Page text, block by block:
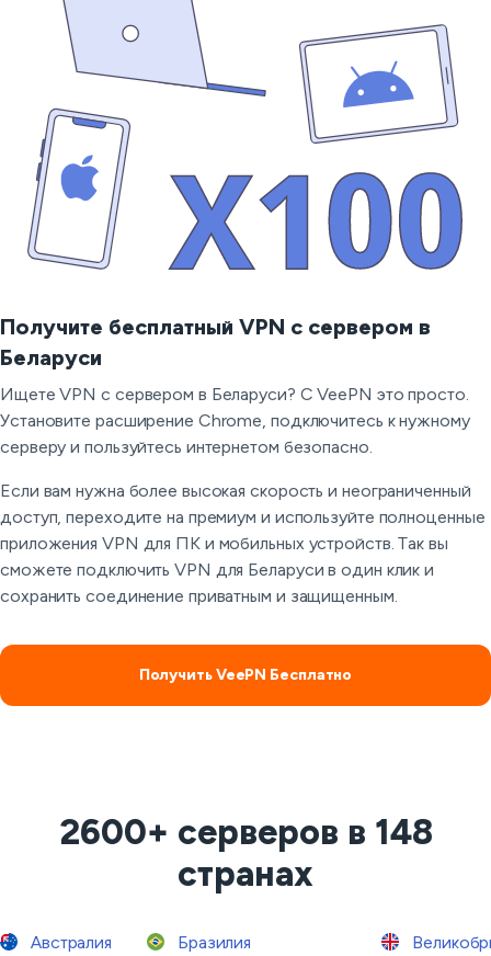
Получите бесплатный VPN с сервером в
Беларуси
Ищете VPN с сервером в Беларуси? С VeePN это просто.
Установите расширение Chrome, подключитесь к нужному
серверу и пользуйтесь интернетом безопасно.
Если вам нужна более высокая скорость и неограниченный
доступ, переходите на премиум и используйте полноценные
приложения VPN для ПК и мобильных устройств. Так вы
сможете подключить VPN для Беларуси в один клик и
сохранить соединение приватным и защищенным.
Получить VeePN Бесплатно
2600+ серверов в 148
странах
Австралия Бразилия